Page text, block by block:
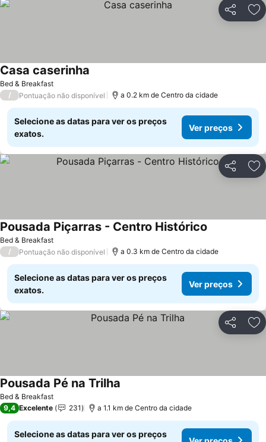
Partilhar
Bed & Breakfast
Casa caserinha
/ Pontuação não disponível a 0.2 km de Centro da cidade
Selecione as datas para ver os preços
exatos.
Ver preços
Partilhar
Bed & Breakfast
Pousada Piçarras - Centro Histórico
/ Pontuação não disponível a 0.3 km de Centro da cidade
Selecione as datas para ver os preços
exatos.
Ver preços
Partilhar
Bed & Breakfast
Pousada Pé na Trilha
9,4 Excelente 231 a 1.1 km de Centro da cidade
Selecione as datas para ver os preços